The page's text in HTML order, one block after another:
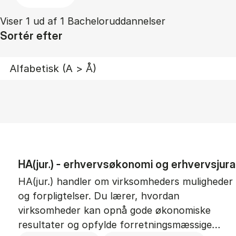
Viser 1 ud af 1 Bacheloruddannelser
Sortér efter
HA(jur.) - erhvervs­økonomi og erhvervs­jura
HA(jur.) handler om virksomheders muligheder
og forpligtelser. Du lærer, hvordan
virksomheder kan opnå gode økonomiske
resultater og opfylde forretningsmæssige…